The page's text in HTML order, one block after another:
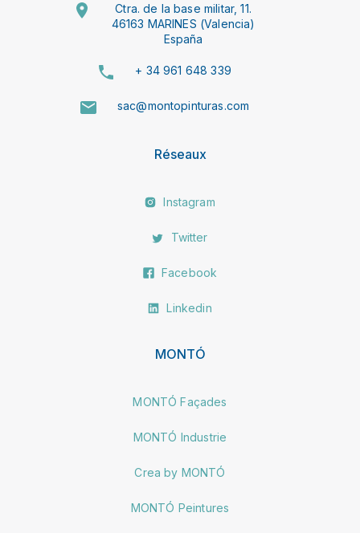
Ctra. de la base militar, 11.
46163 MARINES (Valencia)
España
+ 34 961 648 339
sac@montopinturas.com
Réseaux
Instagram
Twitter
Facebook
Linkedin
MONTÓ
MONTÓ Façades
MONTÓ Industrie
Crea by MONTÓ
MONTÓ Peintures